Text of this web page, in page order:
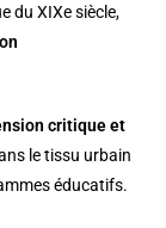
du XIXe siècle,
critique et
le tissu urbain
éducatifs.